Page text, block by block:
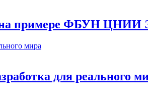
примере ФБУН ЦНИИ
для реального